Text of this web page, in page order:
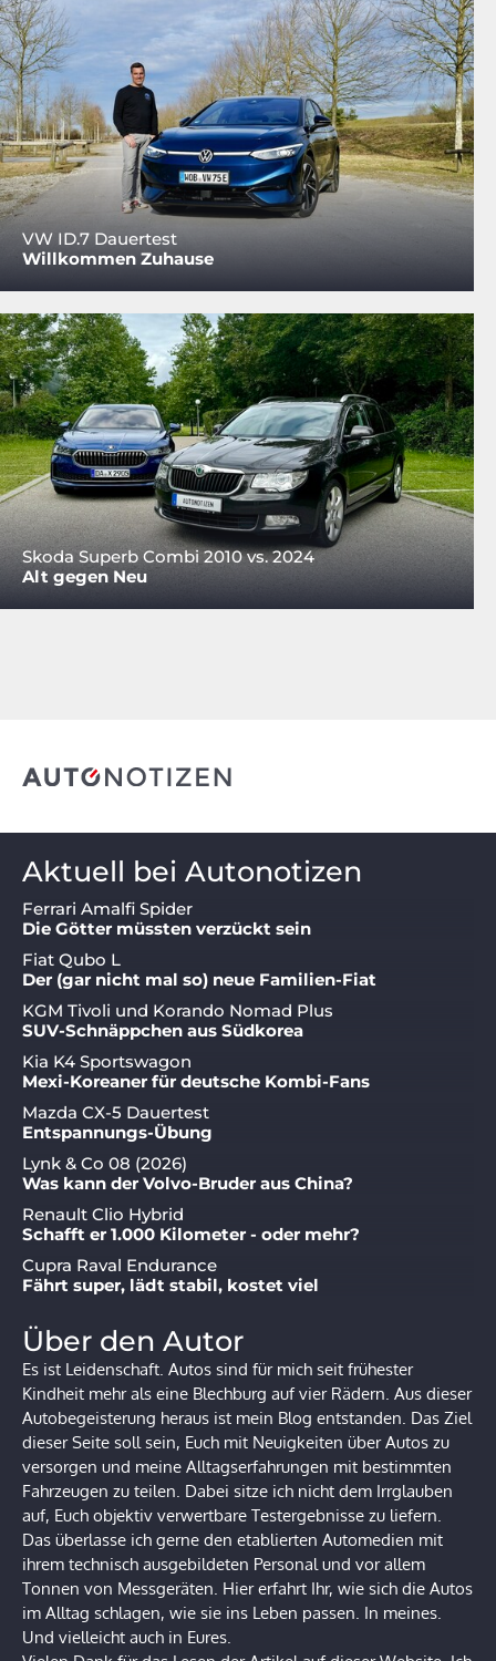
VW ID.7 Dauertest
Willkommen Zuhause
Skoda Superb Combi 2010 vs. 2024
Alt gegen Neu
Aktuell bei Autonotizen
Ferrari Amalfi Spider
Die Götter müssten verzückt sein
Fiat Qubo L
Der (gar nicht mal so) neue Familien-Fiat
KGM Tivoli und Korando Nomad Plus
SUV-Schnäppchen aus Südkorea
Kia K4 Sportswagon
Mexi-Koreaner für deutsche Kombi-Fans
Mazda CX-5 Dauertest
Entspannungs-Übung
Lynk & Co 08 (2026)
Was kann der Volvo-Bruder aus China?
Renault Clio Hybrid
Schafft er 1.000 Kilometer - oder mehr?
Cupra Raval Endurance
Fährt super, lädt stabil, kostet viel
Über den Autor
Es ist Leidenschaft. Autos sind für mich seit frühester
Kindheit mehr als eine Blechburg auf vier Rädern. Aus dieser
Autobegeisterung heraus ist mein Blog entstanden. Das Ziel
dieser Seite soll sein, Euch mit Neuigkeiten über Autos zu
versorgen und meine Alltagserfahrungen mit bestimmten
Fahrzeugen zu teilen. Dabei sitze ich nicht dem Irrglauben
auf, Euch objektiv verwertbare Testergebnisse zu liefern.
Das überlasse ich gerne den etablierten Automedien mit
ihrem technisch ausgebildeten Personal und vor allem
Tonnen von Messgeräten. Hier erfahrt Ihr, wie sich die Autos
im Alltag schlagen, wie sie ins Leben passen. In meines.
Und vielleicht auch in Eures.